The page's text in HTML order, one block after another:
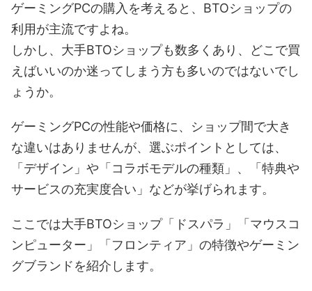
ゲーミングPCの購入を考えると、BTOショップの
利用が主流ですよね。
しかし、大手BTOショップも数多くあり、どこで買
えばいいのか迷ってしまう方も多いのではないでし
ょうか。
ゲーミングPCの性能や価格に、ショップ間で大き
な違いはありませんが、選ぶポイントとしては、
「デザイン」や「コラボモデルの種類」、「特典や
サービスの充実度合い」などが挙げられます。
ここでは大手BTOショップ「ドスパラ」「マウスコ
ンピューター」「フロンティア」の特徴やゲーミン
グブランドを紹介します。